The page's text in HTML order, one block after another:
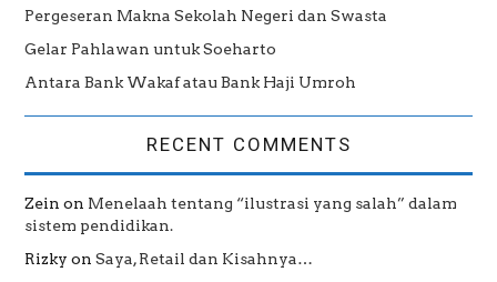
Pergeseran Makna Sekolah Negeri dan Swasta
Gelar Pahlawan untuk Soeharto
Antara Bank Wakaf atau Bank Haji Umroh
RECENT COMMENTS
Zein on Menelaah tentang “ilustrasi yang salah” dalam
sistem pendidikan.
Rizky onSaya, Retail dan Kisahnya…